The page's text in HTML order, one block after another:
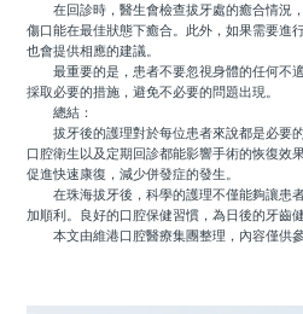
在回診時，醫生會檢查拔牙處的癒合情況
傷口能在最佳狀態下癒合。此外，如果需要進
也會提供相應的建議。
最重要的是，患者不要忽視身體的任何不
採取必要的措施，避免不必要的問題出現。
總結：
拔牙後的護理對於每位患者來說都是必要
口腔衛生以及定期回診都能影響手術的恢復效
促進快速康復，減少併發症的發生。
在珠海拔牙後，科學的護理不僅能夠讓患
加順利。良好的口腔保健習慣，為日後的牙齒
本文由維港口腔醫療集團整理，內容僅供參